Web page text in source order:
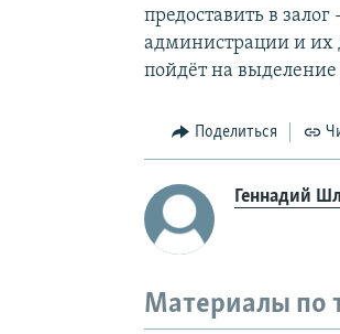
предоставить в
администрации и их
пойдёт на выделение
Поделиться
Геннадий
Материалы по